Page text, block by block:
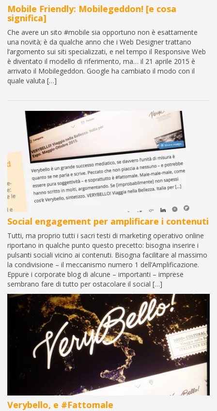
Mobile Friendly: Mobilegeddon! [e cosa
significa]
Che avere un sito #mobile sia opportuno non è esattamente
una novità; è da qualche anno che i Web Designer trattano
l’argomento sui siti specializzati, e nel tempo il Responsive Web
è diventato il modello di riferimento, ma… il 21 aprile 2015 è
arrivato il Mobilegeddon. Google ha cambiato il modo con il
quale valuta […]
Social engagement per amplificare i contenuti
Tutti, ma proprio tutti i sacri testi di marketing operativo online
riportano in qualche punto questo precetto: bisogna inserire i
pulsanti sociali vicino ai contenuti. Bisogna facilitare al massimo
la condivisione – il meccanismo numero 1 dell’Amplificazione.
Eppure i corporate blog di alcune – importanti – imprese
sembrano fare di tutto per ostacolare il social […]
Verybello, e #Fattomale